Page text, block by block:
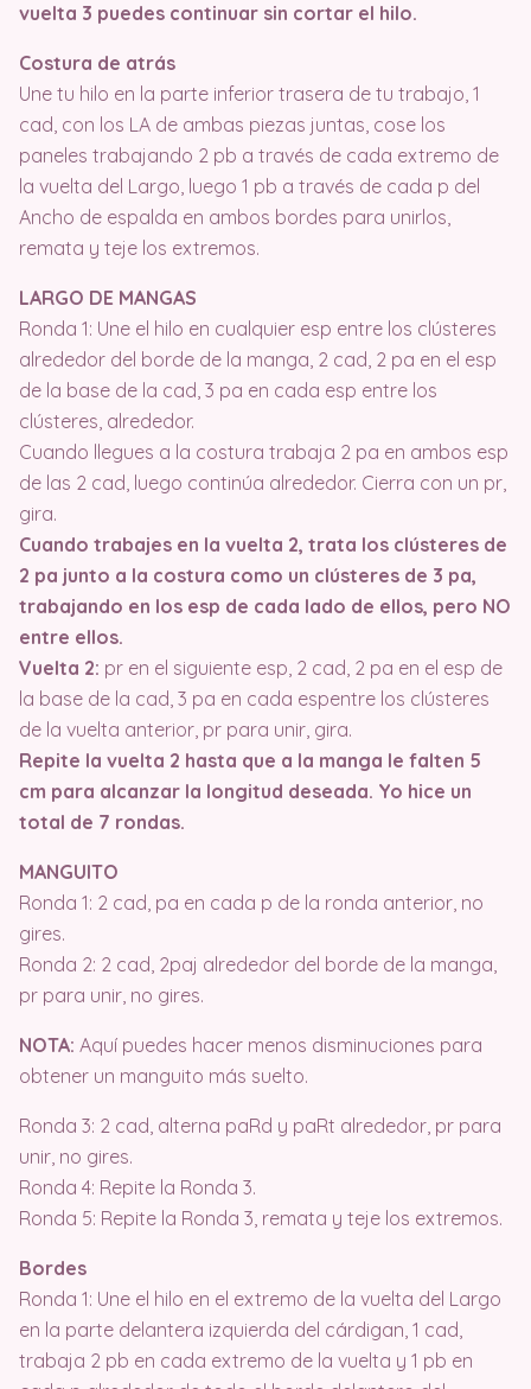
vuelta 3 puedes continuar sin cortar el hilo.
Costura de atrás
Une tu hilo en la parte inferior trasera de tu trabajo, 1
cad, con los LA de ambas piezas juntas, cose los
paneles trabajando 2 pb a través de cada extremo de
la vuelta del Largo, luego 1 pb a través de cada p del
Ancho de espalda en ambos bordes para unirlos,
remata y teje los extremos.
LARGO DE MANGAS
Ronda 1: Une el hilo en cualquier esp entre los clústeres
alrededor del borde de la manga, 2 cad, 2 pa en el esp
de la base de la cad, 3 pa en cada esp entre los
clústeres, alrededor.
Cuando llegues a la costura trabaja 2 pa en ambos esp
de las 2 cad, luego continúa alrededor. Cierra con un pr,
gira.
Cuando trabajes en la vuelta 2, trata los clústeres de
2 pa junto a la costura como un clústeres de 3 pa,
trabajando en los esp de cada lado de ellos, pero NO
entre ellos.
Vuelta 2: pr en el siguiente esp, 2 cad, 2 pa en el esp de
la base de la cad, 3 pa en cada espentre los clústeres
de la vuelta anterior, pr para unir, gira.
Repite la vuelta 2 hasta que a la manga le falten 5
cm para alcanzar la longitud deseada. Yo hice un
total de 7 rondas.
MANGUITO
Ronda 1: 2 cad, pa en cada p de la ronda anterior, no
gires.
Ronda 2: 2 cad, 2paj alrededor del borde de la manga,
pr para unir, no gires.
NOTA: Aquí puedes hacer menos disminuciones para
obtener un manguito más suelto.
Ronda 3: 2 cad, alterna paRd y paRt alrededor, pr para
unir, no gires.
Ronda 4: Repite la Ronda 3.
Ronda 5: Repite la Ronda 3, remata y teje los extremos.
Bordes
Ronda 1: Une el hilo en el extremo de la vuelta del Largo
en la parte delantera izquierda del cárdigan, 1 cad,
trabaja 2 pb en cada extremo de la vuelta y 1 pb en